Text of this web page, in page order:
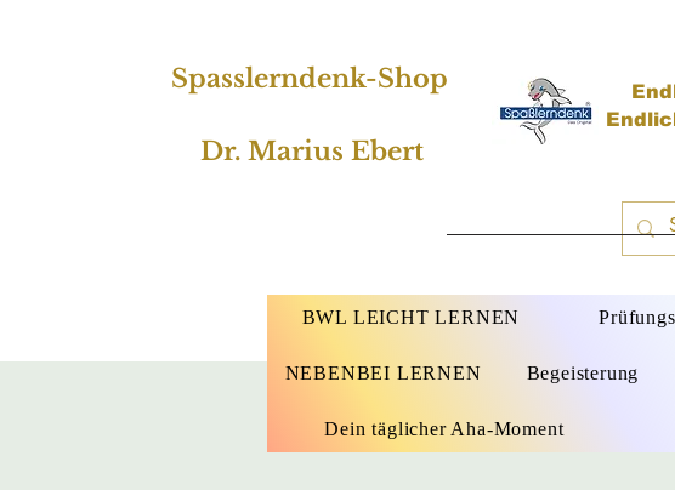
Spasslerndenk-Shop
Dr. Marius Ebert
BWL LEICHT LERNEN
NEBENBEI LERNEN Begeisterung
Dein täglicher Aha-Moment